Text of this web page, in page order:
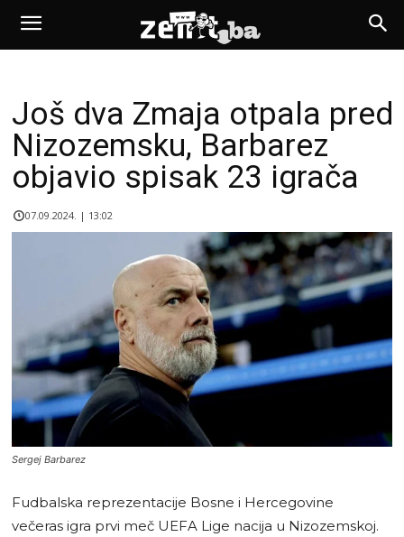
Još dva Zmaja otpala pred
Nizozemsku, Barbarez
objavio spisak 23 igrača
07.09.2024. | 13:02
Sergej Barbarez
Fudbalska reprezentacije Bosne i Hercegovine
večeras igra prvi meč UEFA Lige nacija u Nizozemskoj.